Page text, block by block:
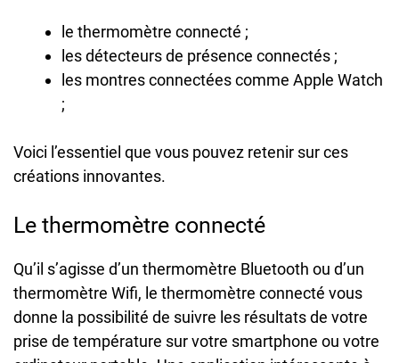
le thermomètre connecté ;
les détecteurs de présence connectés ;
les montres connectées comme Apple Watch
;
Voici l’essentiel que vous pouvez retenir sur ces
créations innovantes.
Le thermomètre connecté
Qu’il s’agisse d’un thermomètre Bluetooth ou d’un
thermomètre Wifi, le thermomètre connecté vous
donne la possibilité de suivre les résultats de votre
prise de température sur votre smartphone ou votre